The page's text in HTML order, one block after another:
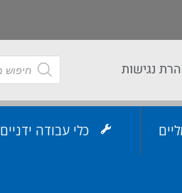
נגישות
כלי עבודה ידניים